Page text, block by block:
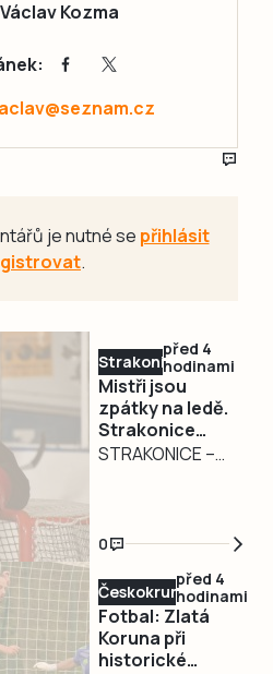
Václav Kozma
je nutné se přihlásit
.
Strakonicko
před 4
hodinami
Mistři jsou
zpátky na ledě.
Strakonice
zahájily přípravu
STRAKONICE –
budou v
nadcházející
sezoně krajské
ligy obhajovat
mistrovský titul,
zahájili přípravu na
0
Českokrumlovsko
před 4
hodinami
Fotbal: Zlatá
Koruna při
historické